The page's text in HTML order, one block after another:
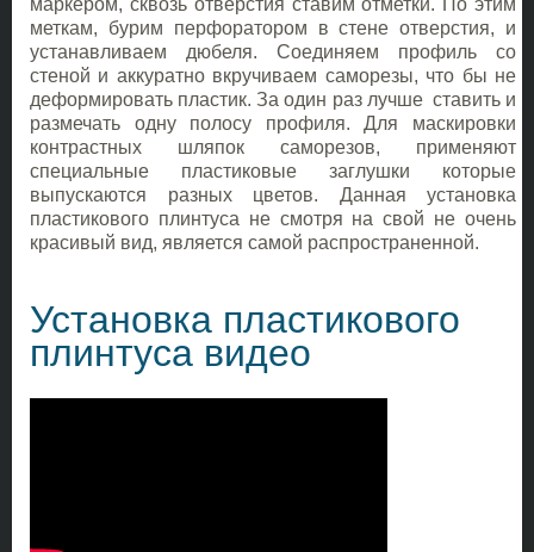
маркером, сквозь отверстия ставим отметки. По этим
меткам, бурим перфоратором в стене отверстия, и
устанавливаем дюбеля. Соединяем профиль со
стеной и аккуратно вкручиваем саморезы, что бы не
деформировать пластик. За один раз лучше ставить и
размечать одну полосу профиля. Для маскировки
контрастных шляпок саморезов, применяют
специальные пластиковые заглушки которые
выпускаются разных цветов. Данная установка
пластикового плинтуса не смотря на свой не очень
красивый вид, является самой распространенной.
Установка пластикового
плинтуса видео